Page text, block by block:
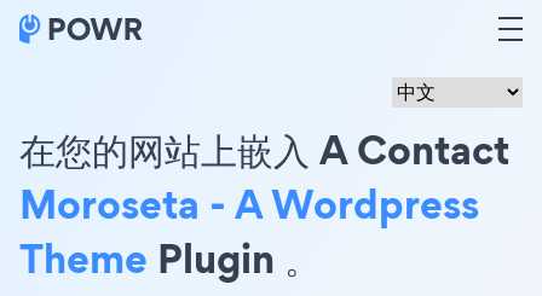
在您的网站上嵌入 A Contact
Moroseta - A Wordpress
Theme Plugin 。